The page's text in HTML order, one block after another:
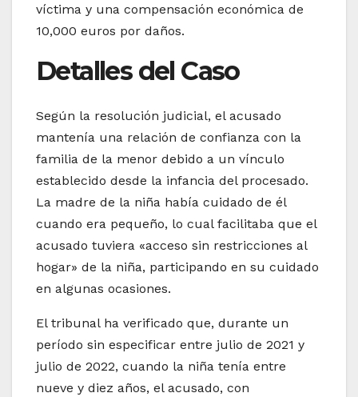
víctima y una compensación económica de
10,000 euros por daños.
Detalles del Caso
Según la resolución judicial, el acusado
mantenía una relación de confianza con la
familia de la menor debido a un vínculo
establecido desde la infancia del procesado.
La madre de la niña había cuidado de él
cuando era pequeño, lo cual facilitaba que el
acusado tuviera «acceso sin restricciones al
hogar» de la niña, participando en su cuidado
en algunas ocasiones.
El tribunal ha verificado que, durante un
período sin especificar entre julio de 2021 y
julio de 2022, cuando la niña tenía entre
nueve y diez años, el acusado, con